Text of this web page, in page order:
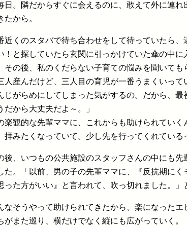
日。隣だからすぐに会えるのに、敢えて外に連
たから。
近くのスタバで待ち合わせをして待っていたら
！と探していたら玄関に引っかけていた傘の中
その後、私のくだらない子育ての悩みを聞いても
人産んだけど、三人目の育児が一番うまくいっ
じがらめにしてしまった気がするの。だから、
だから大丈夫だよ～。」
楽観的な先輩ママに、これからも助けられてい
拝みたくなっていて。少し先を行ってくれている
後、いつもの公共施設のスタッフさんの中にも
た。「以前、男の子の先輩ママに、『反抗期に
った方がいい』と言われて、吹っ切れました。」
なそうやって助けられてきたから、楽になった
がまた巡り、横だけでなく縦にも広がっていく。